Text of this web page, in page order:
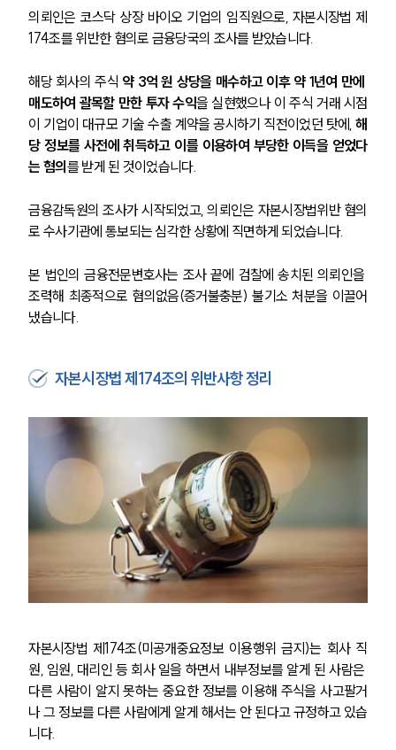
의뢰인은 코스닥 상장 바이오 기업의 임직원으로, 자본시장법 제
174조를 위반한 혐의로 금융당국의 조사를 받았습니다.
해당 회사의 주식 약 3억 원 상당을 매수하고 이후 약 1년여 만에
매도하여 괄목할 만한 투자 수익을 실현했으나 이 주식 거래 시점
이 기업이 대규모 기술 수출 계약을 공시하기 직전이었던 탓에, 해
당 정보를 사전에 취득하고 이를 이용하여 부당한 이득을 얻었다
는 혐의 를 받게 된 것이었습니다.
금융감독원의 조사가 시작되었고, 의뢰인은 자본시장법위반 혐의
로 수사기관에 통보되는 심각한 상황에 직면하게 되었습니다.
본 법인의 금융전문변호사는 조사 끝에 검찰에 송치된 의뢰인을
조력해 최종적으로 혐의없음(증거불충분) 불기소 처분을 이끌어
냈습니다.
자본시장법 제174조의 위반사항 정리
자본시장법 제174조(미공개중요정보 이용행위 금지)는 회사 직
원, 임원, 대리인 등 회사 일을 하면서 내부정보를 알게 된 사람은
다른 사람이 알지 못하는 중요한 정보를 이용해 주식을 사고팔거
나 그 정보를 다른 사람에게 알게 해서는 안 된다고 규정하고 있습
니다.